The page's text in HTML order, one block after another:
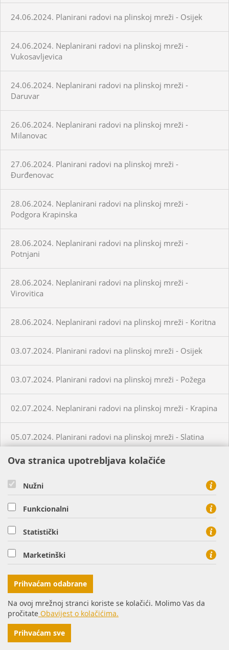
24.06.2024. Planirani radovi na plinskoj mreži - Osijek
24.06.2024. Neplanirani radovi na plinskoj mreži -
Vukosavljevica
24.06.2024. Neplanirani radovi na plinskoj mreži -
Daruvar
26.06.2024. Neplanirani radovi na plinskoj mreži -
Milanovac
27.06.2024. Planirani radovi na plinskoj mreži -
Đurđenovac
28.06.2024. Neplanirani radovi na plinskoj mreži -
Podgora Krapinska
28.06.2024. Neplanirani radovi na plinskoj mreži -
Potnjani
28.06.2024. Neplanirani radovi na plinskoj mreži -
Virovitica
28.06.2024. Neplanirani radovi na plinskoj mreži - Koritna
03.07.2024. Planirani radovi na plinskoj mreži - Osijek
03.07.2024. Planirani radovi na plinskoj mreži - Požega
02.07.2024. Neplanirani radovi na plinskoj mreži - Krapina
05.07.2024. Planirani radovi na plinskoj mreži - Slatina
03.07.2024. Planirani radovi na plinskoj mreži - Višnjevac
03.07.2024. Planirani radovi na plinskoj mreži - Virovitica
03.07.2024. Planirani radovi na plinskoj mreži - Pakrac
03.07.2024. - 04.07.2024. - Planirani radovi na plinskoj
mreži - Sirač
03.07.2024. Neplanirani radovi na plinskoj mreži - Lozan
Ova stranica upotrebljava kolačiće
Nužni
Funkcionalni
Statistički
Marketinški
Prihvaćam odabrane
Na ovoj mrežnoj stranci koriste se kolačići. Molimo Vas da
pročitate Obavijest o kolačićima.
Prihvaćam sve